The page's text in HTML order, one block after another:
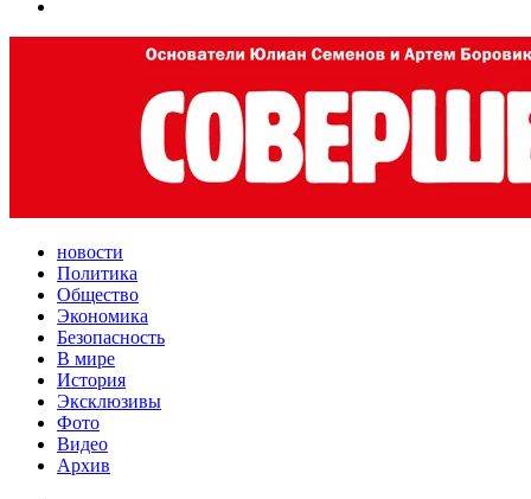
новости
Политика
Общество
Экономика
Безопасность
В мире
История
Эксклюзивы
Фото
Видео
Архив